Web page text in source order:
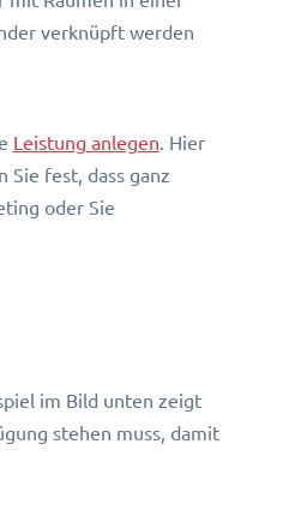
verknüpft werden
Leistung anlegen. Hier
Sie fest, dass ganz
oder Sie
im Bild unten zeigt
stehen muss, damit